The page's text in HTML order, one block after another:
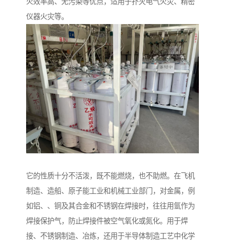
仪器火灾等。
它的性质十分不活泼，既不能燃烧，也不助燃。在飞机
制造、造船、原子能工业和机械工业部门，对金属，例
如铝、、铜及其合金和不锈钢在焊接时，往往用氩作为
焊接保护气，防止焊接件被空气氧化或氮化。用于焊
接、不锈钢制造、冶炼，还用于半导体制造工艺中化学